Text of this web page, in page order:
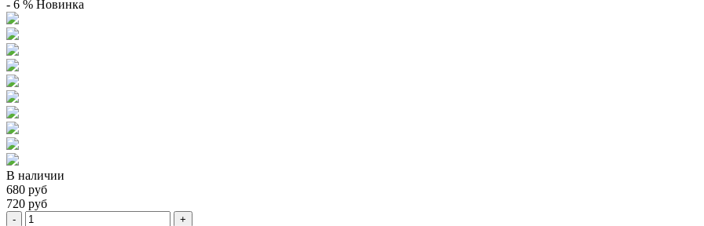
- 6 % Новинка
В наличии
680 руб
720 руб
- +